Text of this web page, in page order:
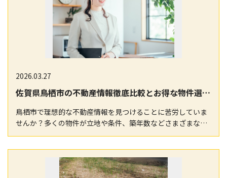
2026.03.27
佐賀県鳥栖市の不動産情報徹底比較とお得な物件選びのコツ
鳥栖市で理想的な不動産情報を見つけることに苦労していま
せんか？多くの物件が立地や条件、築年数などさまざまな特
徴を持ち、賃貸か購入かでも比較ポイントが異なるため…